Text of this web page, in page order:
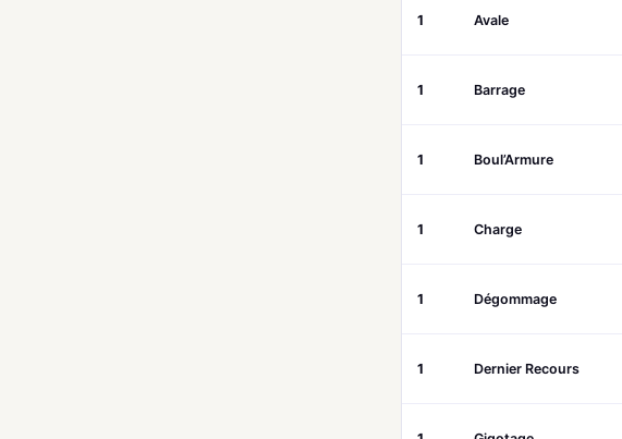
1 Avale
1 Barrage
1 Boul’Armure
1 Charge
1 Dégommage
1 Dernier Recours